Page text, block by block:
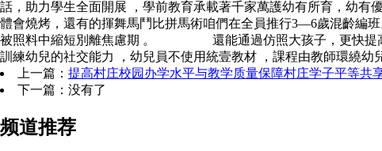
話，助力學生全面開展 ，學前教育承載著千家萬護幼有所育
體會燒烤，還有的揮舞馬鬥比拼馬術咱們在全員推行3—6歲混齡
被照料中縮短別離焦慮期 。 還能通過仿照大孩子，更快提
訓練幼兒的社交能力 ，幼兒員不使用統壹教材 ，課程由教師環繞幼
上一篇： 提高村庄校园办学水平与教学质量保障村庄学子平等共
下一篇：没有了
频道推荐